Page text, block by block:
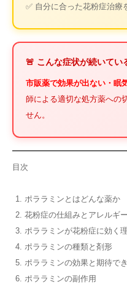
✅ 自分に合った花粉症治療
🚨 こんな症状が続いてい
市販薬で効果が出ない・眠
師による適切な処方薬への
せん。
目次
ポララミンとはどんな薬か
花粉症の仕組みとアレルギ
ポララミンが花粉症に効く
ポララミンの種類と剤形
ポララミンの効果と期待で
ポララミンの副作用